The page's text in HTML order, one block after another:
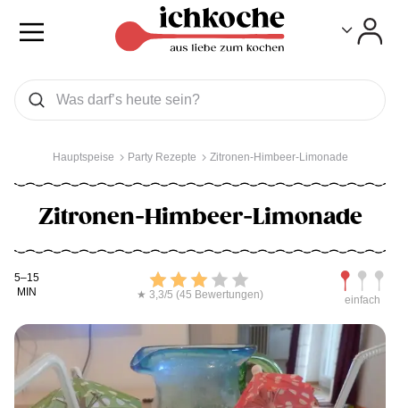
Was wollen Sie suchen
Suchen
Hauptspeise Party Rezepte Zitronen-Himbeer-Limonade
Zitronen-Himbeer-Limonade
Kochdauer
5–15
MIN
Bewerten
★ 3,3/5 (45 Bewertungen) einfach